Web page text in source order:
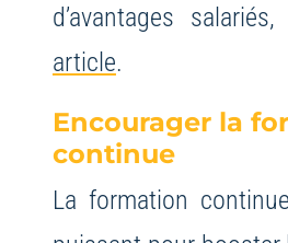
d’avantages
article.
Encourager la
continue
La formation